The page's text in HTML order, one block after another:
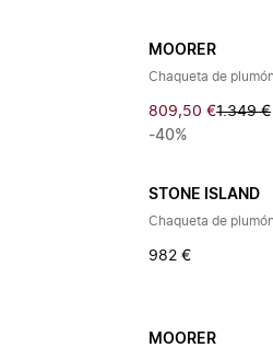
MOORER
Chaqueta de
809,50 €1.349 €
-40%
STONE ISLAND
Chaqueta de
982 €
MOORER